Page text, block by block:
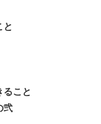
と
ること
弐